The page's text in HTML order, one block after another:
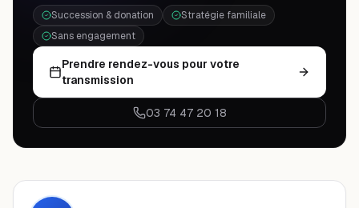
Succession & donation
Stratégie familiale
Sans engagement
Prendre rendez-vous pour votre
transmission
03 74 47 20 18